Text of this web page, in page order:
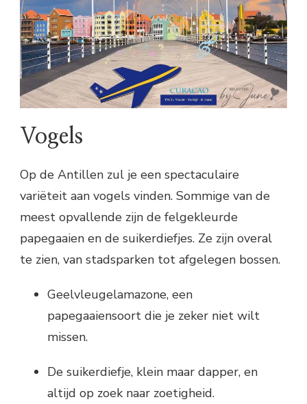
Vogels
Op de Antillen zul je een spectaculaire
variëteit aan vogels vinden. Sommige van de
meest opvallende zijn de felgekleurde
papegaaien en de suikerdiefjes. Ze zijn overal
te zien, van stadsparken tot afgelegen bossen.
Geelvleugelamazone, een
papegaaiensoort die je zeker niet wilt
missen.
De suikerdiefje, klein maar dapper, en
altijd op zoek naar zoetigheid.